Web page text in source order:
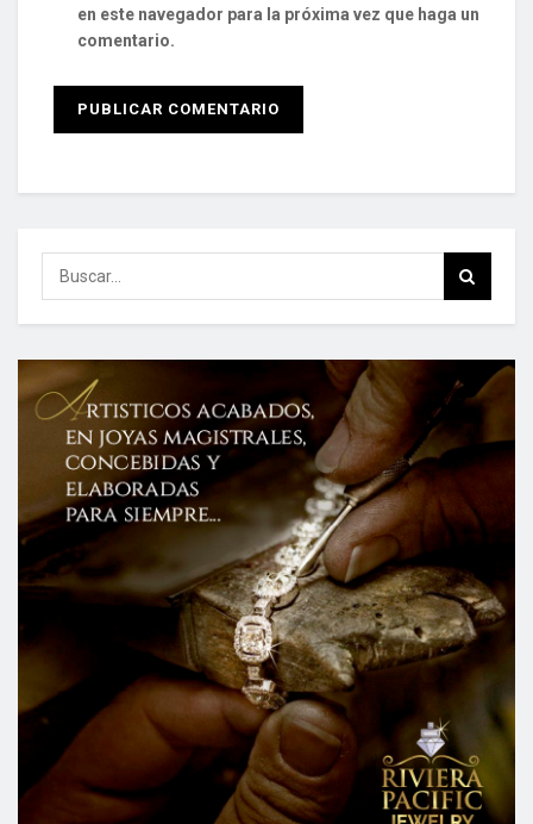
en este navegador para la próxima vez que haga un
comentario.